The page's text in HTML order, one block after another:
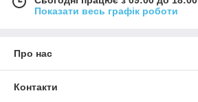
Показати весь графік роботи
Про нас
Контакти